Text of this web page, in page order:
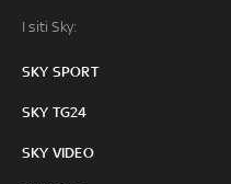
I siti Sky:
SKY SPORT
SKY TG24
SKY VIDEO